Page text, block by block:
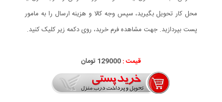
محل کار تحویل بگیرید، سپس وجه کالا و هزینه ارسال را به مامور
پست بپردازید. جهت مشاهده فرم خرید، روی دکمه زیر کلیک کنید.
قیمت :129000 تومان